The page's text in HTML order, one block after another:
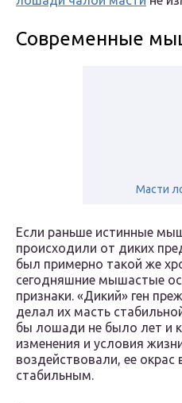
Современные
Масти
Если раньше истинные
происходили от диких
был примерно такой же
сегодняшние мышастые
признаки. «Дикий» ген
делал их масть
бы лошади не было лет и
изменения и условия
воздействовали, ее окрас
стабильным.